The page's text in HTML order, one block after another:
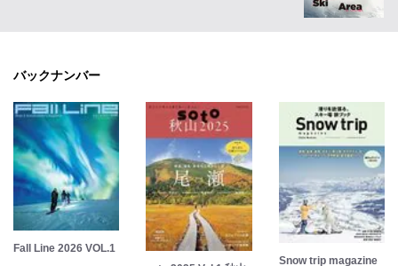
バックナンバー
Fall Line 2026 VOL.1
Snow trip magazine